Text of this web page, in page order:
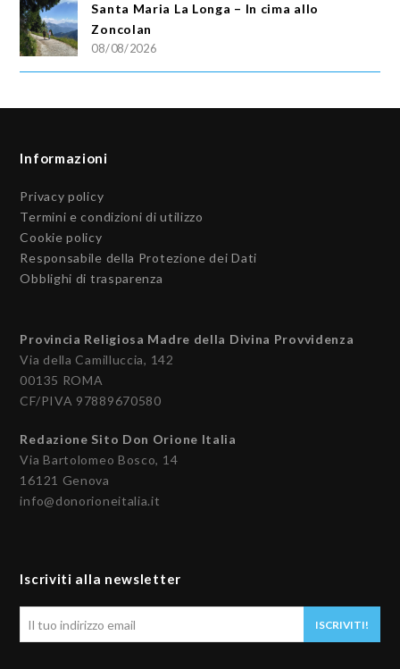
Santa Maria La Longa – In cima allo
Zoncolan
08/08/2026
Informazioni
Privacy policy
Termini e condizioni di utilizzo
Cookie policy
Responsabile della Protezione dei Dati
Obblighi di trasparenza
Provincia Religiosa Madre della Divina Provvidenza
Via della Camilluccia, 142
00135 ROMA
CF/PIVA 97889670580
Redazione Sito Don Orione Italia
Via Bartolomeo Bosco, 14
16121 Genova
info@donorioneitalia.it
Iscriviti alla newsletter
ISCRIVITI!